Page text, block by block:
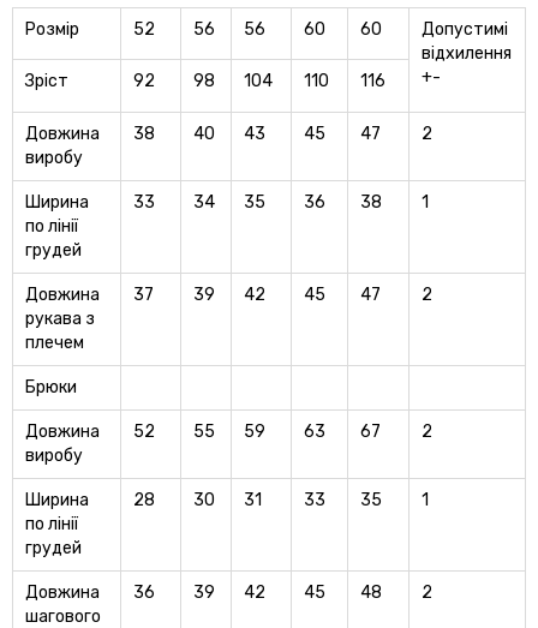
Розмір 52 56 56 60 60
Допустимі
відхилення
+-
Зріст 92 98 104 110 116
Довжина
виробу
38 40 43 45 47 2
Ширина
по лінії
грудей
33 34 35 36 38 1
Довжина
рукава з
плечем
37 39 42 45 47 2
Брюки
Довжина
виробу
52 55 59 63 67 2
Ширина
по лінії
грудей
28 30 31 33 35 1
Довжина
шагового
36 39 42 45 48 2